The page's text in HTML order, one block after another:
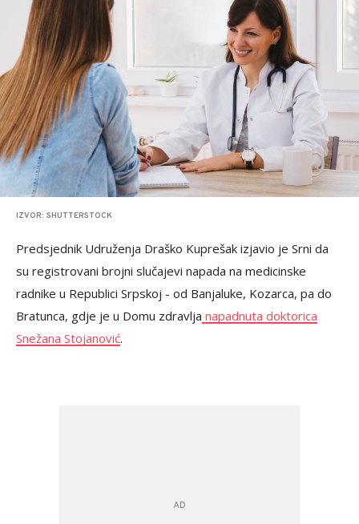
IZVOR: SHUTTERSTOCK
Predsjednik Udruženja Draško Kuprešak izjavio je Srni da
su registrovani brojni slučajevi napada na medicinske
radnike u Republici Srpskoj - od Banjaluke, Kozarca, pa do
Bratunca, gdje je u Domu zdravlja napadnuta doktorica
Snežana Stojanović.